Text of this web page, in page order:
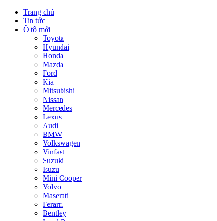
Trang chủ
Tin tức
Ô tô mới
Toyota
Hyundai
Honda
Mazda
Ford
Kia
Mitsubishi
Nissan
Mercedes
Lexus
Audi
BMW
Volkswagen
Vinfast
Suzuki
Isuzu
Mini Cooper
Volvo
Maserati
Ferarri
Bentley